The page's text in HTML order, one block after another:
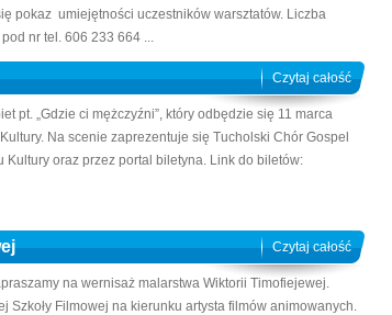
pokaz umiejętności uczestników warsztatów. Liczba
nr tel. 606 233 664 ...
Czytaj całość
pt. „Gdzie ci mężczyźni”, który odbędzie się 11 marca
Na scenie zaprezentuje się Tucholski Chór Gospel
Kultury oraz przez portal biletyna. Link do biletów:
Czytaj całość
na wernisaż malarstwa Wiktorii Timofiejewej.
Filmowej na kierunku artysta filmów animowanych.